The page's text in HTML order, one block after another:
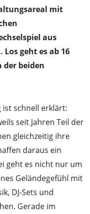
mit
aus
geht es ab 16
der beiden
schnell erklärt:
seit Jahren Teil der
gleichzeitig ihre
daraus ein
geht es nicht nur um
Geländegefühl mit
DJ-Sets und
Gerade im